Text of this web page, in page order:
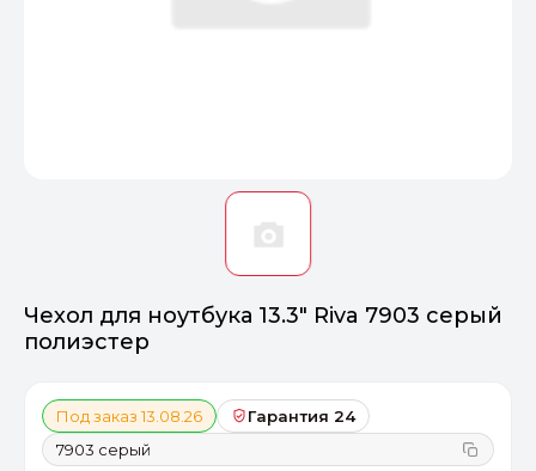
Чехол для ноутбука 13.3" Riva 7903 серый
полиэстер
Под заказ 13.08.26
Гарантия 24
7903 серый